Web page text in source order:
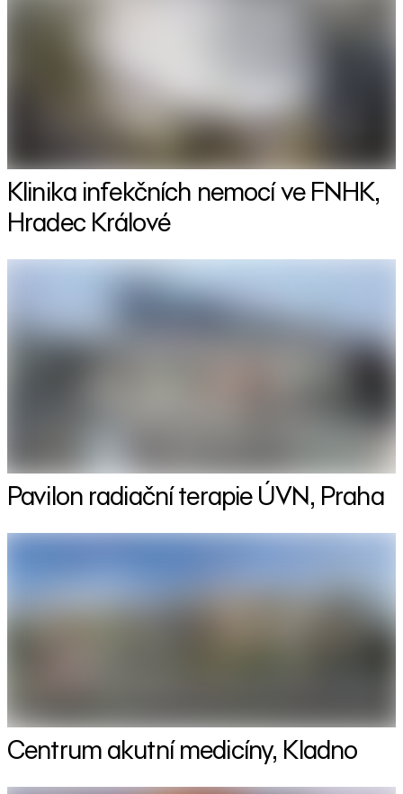
Klinika infekčních nemocí ve FNHK,
Hradec Králové
Pavilon radiační terapie ÚVN, Praha
Centrum akutní medicíny, Kladno